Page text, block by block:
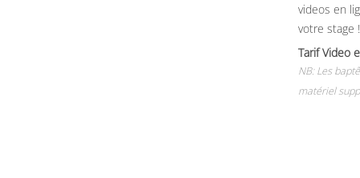
videos en
votre stage !
Tarif Video
NB: Les
matériel